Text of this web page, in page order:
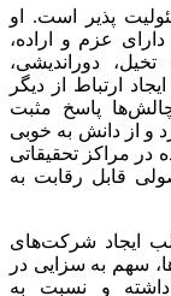
پذیر است. او
عزم و اراده،
دوراندیشی،
ارتباط از دیگر
پاسخ مثبت
و از دانش به خوبی
در مراکز تحقیقاتی
قابل رقابت به
ایجاد شرکت‌های
سهم به سزایی در
داشته و نسبت به